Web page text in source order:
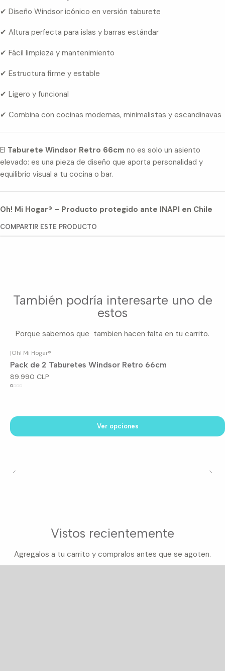
✔ Diseño Windsor icónico en versión taburete
✔ Altura perfecta para islas y barras estándar
✔ Fácil limpieza y mantenimiento
✔ Estructura firme y estable
✔ Ligero y funcional
✔ Combina con cocinas modernas, minimalistas y escandinavas
El Taburete Windsor Retro 66cm no es solo un asiento
elevado: es una pieza de diseño que aporta personalidad y
equilibrio visual a tu cocina o bar.
Oh! Mi Hogar® – Producto protegido ante INAPI en Chile
COMPARTIR ESTE PRODUCTO
También podría interesarte uno de
estos
Porque sabemos que tambien hacen falta en tu carrito.
|Oh! Mi Hogar®
Pack de 2 Taburetes Windsor Retro 66cm
89.990 CLP
Ver opciones
Vistos recientemente
Agregalos a tu carrito y compralos antes que se agoten.